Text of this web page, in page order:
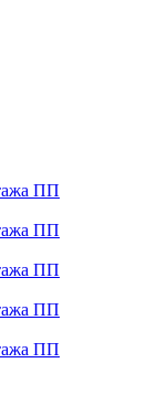
ПП
ПП
ПП
ПП
ПП